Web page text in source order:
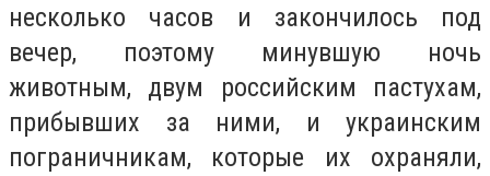
несколько часов и закончилось под
вечер, поэтому минувшую ночь
животным, двум российским пастухам,
прибывших за ними, и украинским
пограничникам, которые их охраняли,